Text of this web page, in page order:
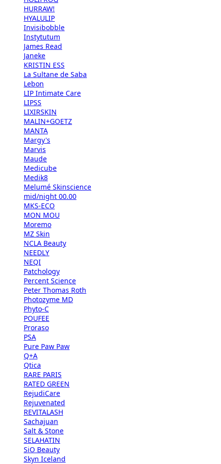
HURRAW!
HYALULIP
Invisibobble
Instytutum
James Read
Janeke
KRISTIN ESS
La Sultane de Saba
Lebon
LIP Intimate Care
LIPSS
LIXIRSKIN
MALIN+GOETZ
MANTA
Margy's
Marvis
Maude
Medicube
Medik8
Melumé Skinscience
mid/night 00.00
MKS-ECO
MON MOU
Moremo
MZ Skin
NCLA Beauty
NEEDLY
NEQI
Patchology
Percent Science
Peter Thomas Roth
Photozyme MD
Phyto-C
POUFEE
Proraso
PSA
Pure Paw Paw
Q+A
Qtica
RARE PARIS
RATED GREEN
RejudiCare
Rejuvenated
REVITALASH
Sachajuan
Salt & Stone
SELAHATIN
SiO Beauty
Skyn Iceland